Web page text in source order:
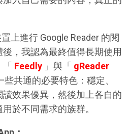
上進行 Google Reader 的閱
，我認為最終值得長期使用
Feedly 」與「 gReader
些共通的必要特色：穩定、
效果優異，然後加上各自的
於不同需求的族群。